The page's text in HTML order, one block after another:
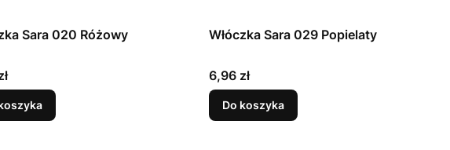
Sara 020 Różowy Włóczka Sara 029 Popielaty
Cena
6,96 zł
Do koszyka